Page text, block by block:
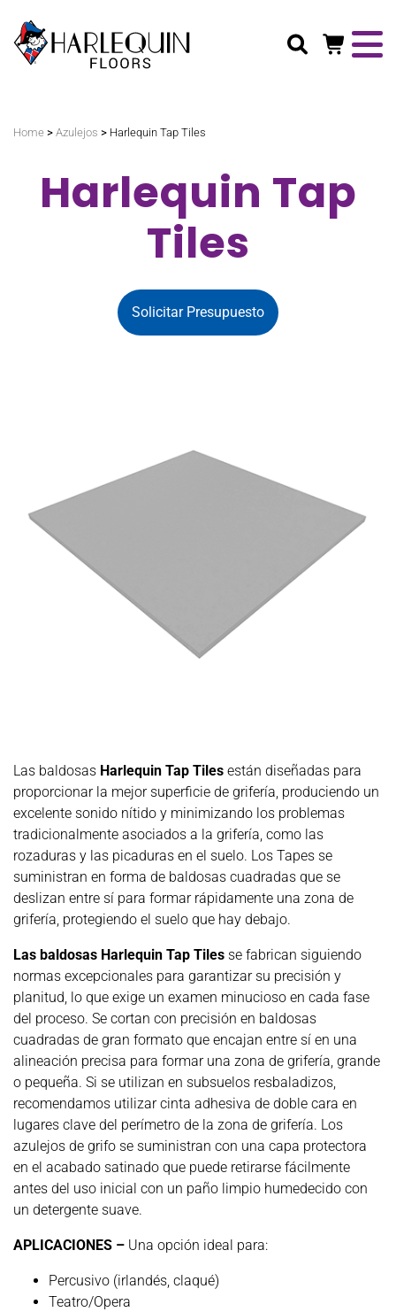
Home > Azulejos > Harlequin Tap Tiles
Harlequin Tap
Tiles
Solicitar Presupuesto
Las baldosas Harlequin Tap Tiles están diseñadas para
proporcionar la mejor superficie de grifería, produciendo un
excelente sonido nítido y minimizando los problemas
tradicionalmente asociados a la grifería, como las
rozaduras y las picaduras en el suelo. Los Tapes se
suministran en forma de baldosas cuadradas que se
deslizan entre sí para formar rápidamente una zona de
grifería, protegiendo el suelo que hay debajo.
Las baldosas Harlequin Tap Tiles se fabrican siguiendo
normas excepcionales para garantizar su precisión y
planitud, lo que exige un examen minucioso en cada fase
del proceso. Se cortan con precisión en baldosas
cuadradas de gran formato que encajan entre sí en una
alineación precisa para formar una zona de grifería, grande
o pequeña. Si se utilizan en subsuelos resbaladizos,
recomendamos utilizar cinta adhesiva de doble cara en
lugares clave del perímetro de la zona de grifería. Los
azulejos de grifo se suministran con una capa protectora
en el acabado satinado que puede retirarse fácilmente
antes del uso inicial con un paño limpio humedecido con
un detergente suave.
APLICACIONES – Una opción ideal para:
Percusivo (irlandés, claqué)
Teatro/Opera